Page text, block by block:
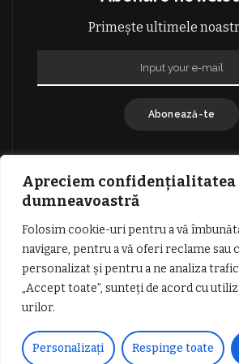
Apreciem confidențialitatea
dumneavoastră
Folosim cookie-uri pentru a vă
navigare, pentru a vă oferi reclame sau
personalizat și pentru a ne analiza
„Accept toate”, sunteți de acord cu
urilor.
Personalizați Respinge toate
Primește ultimele
Abonează-te
TERMENI SI CONDITII DE
INFORMATII DESPRE COOKIES
PUBLICITATE
© Copyright Vocea Vâlcii | Toate drepturile